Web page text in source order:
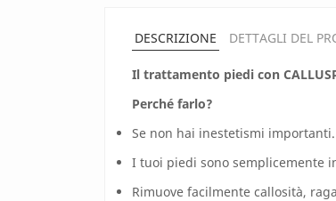
DESCRIZIONE DETTAGLI DEL
Il trattamento piedi con
Perché farlo?
Se non hai inestetismi importanti.
I tuoi piedi sono semplicemente
Rimuove facilmente callosità,